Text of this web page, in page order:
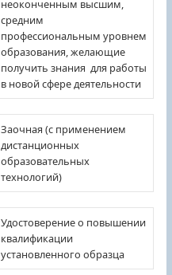
неоконченным высшим,
средним
профессиональным уровнем
образования, желающие
получить знания для работы
в новой сфере деятельности
Заочная (с применением
дистанционных
образовательных
технологий)
Удостоверение о повышении
квалификации
установленного образца